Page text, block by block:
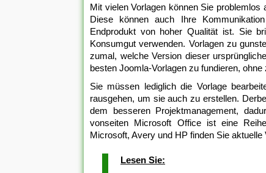
Mit vielen Vorlagen können Sie
Diese können auch Ihre
Endprodukt von hoher Qualität ist. Sie
Konsumgut verwenden. Vorlagen zu
zumal, welche Version dieser
besten Joomla-Vorlagen zu fundieren,
Sie müssen lediglich die Vorlage
rausgehen, um sie auch zu erstellen.
dem besseren Projektmanagement,
vonseiten Microsoft Office ist eine
Microsoft, Avery und HP finden Sie
Lesen Sie: